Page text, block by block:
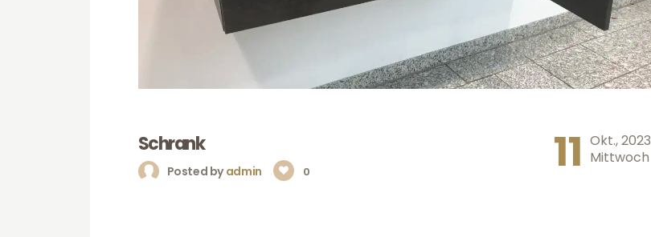
11 Okt., 2023
Mittwoch
Schrank
Posted byadmin 0